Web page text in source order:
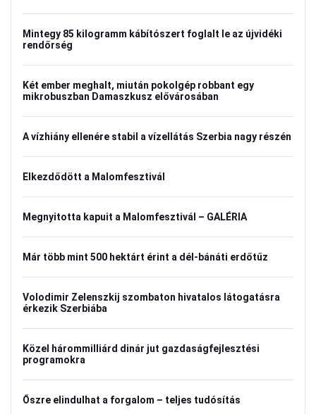
Mintegy 85 kilogramm kábítószert foglalt le az újvidéki
rendőrség
Két ember meghalt, miután pokolgép robbant egy
mikrobuszban Damaszkusz elővárosában
A vízhiány ellenére stabil a vízellátás Szerbia nagy részén
Elkezdődött a Malomfesztivál
Megnyitotta kapuit a Malomfesztivál – GALÉRIA
Már több mint 500 hektárt érint a dél-bánáti erdőtűz
Volodimir Zelenszkij szombaton hivatalos látogatásra
érkezik Szerbiába
Közel hárommilliárd dinár jut gazdaságfejlesztési
programokra
Őszre elindulhat a forgalom – teljes tudósítás